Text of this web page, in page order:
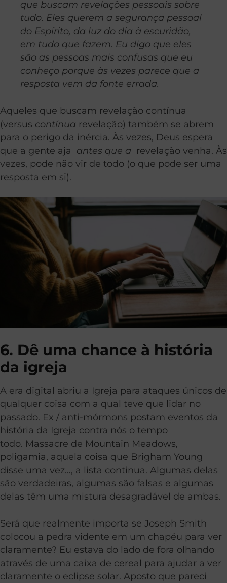
que buscam revelações pessoais sobre
tudo. Eles querem a segurança pessoal
do Espírito, da luz do dia à escuridão,
em tudo que fazem. Eu digo que eles
são as pessoas mais confusas que eu
conheço porque às vezes parece que a
resposta vem da fonte errada.
Aqueles que buscam revelação contínua
(versus contínua revelação) também se abrem
para o perigo da inércia. Às vezes, Deus espera
que a gente aja antes que a
revelação venha. Às
vezes, pode não vir de todo (o que pode ser uma
resposta em si).
6. Dê uma chance à história
da igreja
A era digital abriu a Igreja para ataques únicos de
qualquer coisa com a qual teve que lidar no
passado. Ex / anti-mórmons postam eventos da
história da Igreja contra nós o tempo
todo. Massacre de Mountain Meadows,
poligamia, aquela coisa que Brigham Young
disse uma vez…, a lista continua. Algumas delas
são verdadeiras, algumas são falsas e algumas
delas têm uma mistura desagradável de ambas.
Será que realmente importa se Joseph Smith
colocou a pedra vidente em um chapéu para ver
claramente? Eu estava do lado de fora olhando
através de uma caixa de cereal para ajudar a ver
claramente o eclipse solar. Aposto que pareci